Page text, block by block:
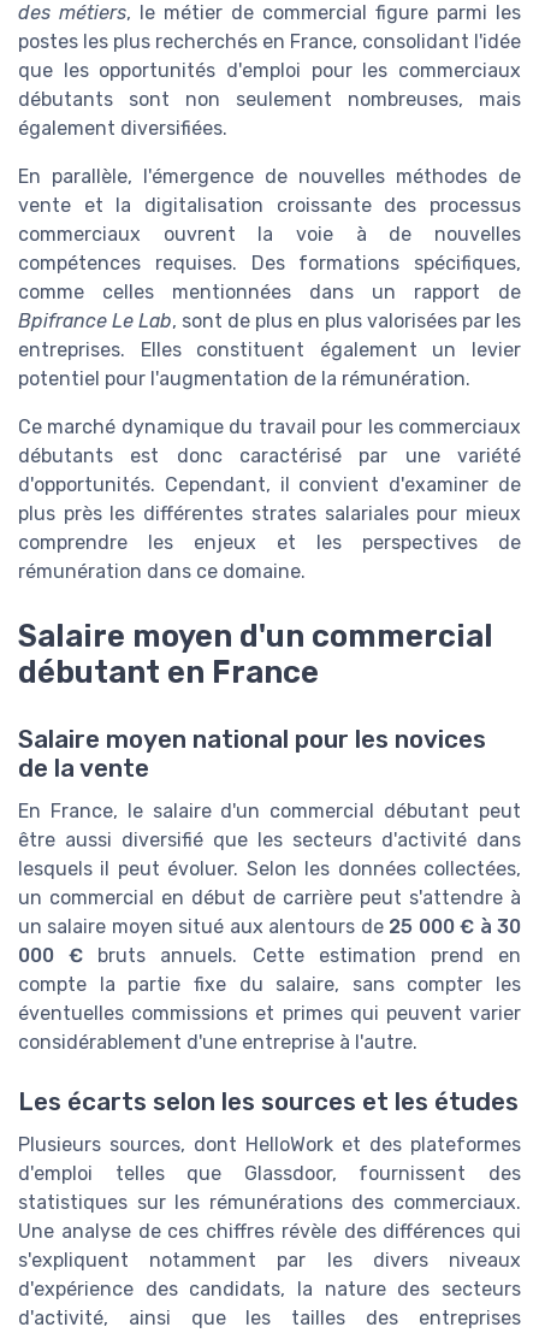
des métiers, le métier de commercial figure parmi les
postes les plus recherchés en France, consolidant l'idée
que les opportunités d'emploi pour les commerciaux
débutants sont non seulement nombreuses, mais
également diversifiées.
En parallèle, l'émergence de nouvelles méthodes de
vente et la digitalisation croissante des processus
commerciaux ouvrent la voie à de nouvelles
compétences requises. Des formations spécifiques,
comme celles mentionnées dans un rapport de
Bpifrance Le Lab, sont de plus en plus valorisées par les
entreprises. Elles constituent également un levier
potentiel pour l'augmentation de la rémunération.
Ce marché dynamique du travail pour les commerciaux
débutants est donc caractérisé par une variété
d'opportunités. Cependant, il convient d'examiner de
plus près les différentes strates salariales pour mieux
comprendre les enjeux et les perspectives de
rémunération dans ce domaine.
Salaire moyen d'un commercial
débutant en France
Salaire moyen national pour les novices
de la vente
En France, le salaire d'un commercial débutant peut
être aussi diversifié que les secteurs d'activité dans
lesquels il peut évoluer. Selon les données collectées,
un commercial en début de carrière peut s'attendre à
un salaire moyen situé aux alentours de 25 000 € à 30
000 € bruts annuels. Cette estimation prend en
compte la partie fixe du salaire, sans compter les
éventuelles commissions et primes qui peuvent varier
considérablement d'une entreprise à l'autre.
Les écarts selon les sources et les études
Plusieurs sources, dont HelloWork et des plateformes
d'emploi telles que Glassdoor, fournissent des
statistiques sur les rémunérations des commerciaux.
Une analyse de ces chiffres révèle des différences qui
s'expliquent notamment par les divers niveaux
d'expérience des candidats, la nature des secteurs
d'activité, ainsi que les tailles des entreprises